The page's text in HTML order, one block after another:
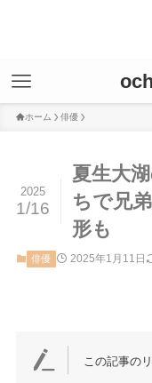
ホーム 俳優
夏生大
ちで兄
形も
2025
1/16
俳優 2025年1月11日
この記事の